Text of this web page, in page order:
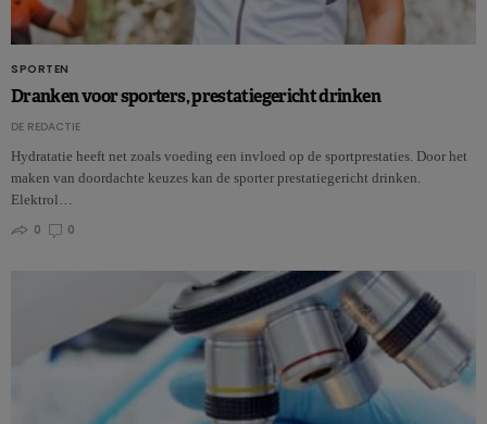
SPORTEN
Dranken voor sporters, prestatiegericht drinken
DE REDACTIE
Hydratatie heeft net zoals voeding een invloed op de sportprestaties. Door het
maken van doordachte keuzes kan de sporter prestatiegericht drinken.
Elektrol…
0
0